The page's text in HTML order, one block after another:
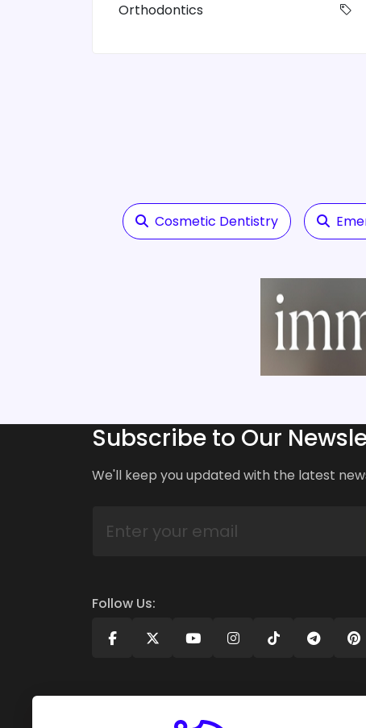
Orthodontics
Cosmetic Dentistry
Subscribe to Our
We'll keep you updated with the latest
Follow Us: